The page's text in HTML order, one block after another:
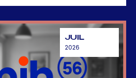
JUIL
2026